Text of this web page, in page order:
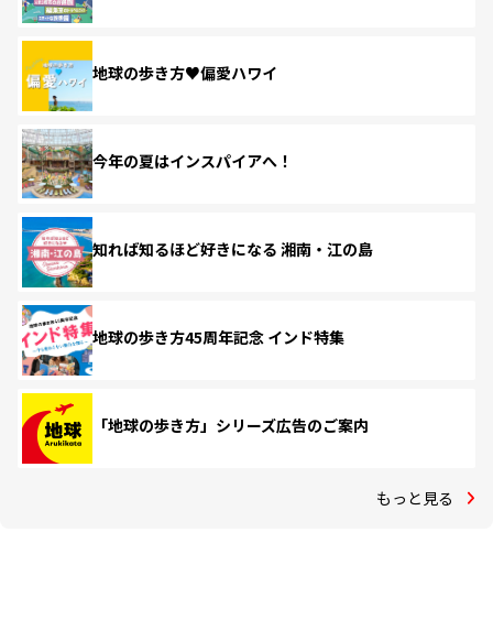
地球の歩き方♥偏愛ハワイ
今年の夏はインスパイアへ！
知れば知るほど好きになる 湘南・江の島
地球の歩き方45周年記念 インド特集
「地球の歩き方」シリーズ広告のご案内
もっと見る